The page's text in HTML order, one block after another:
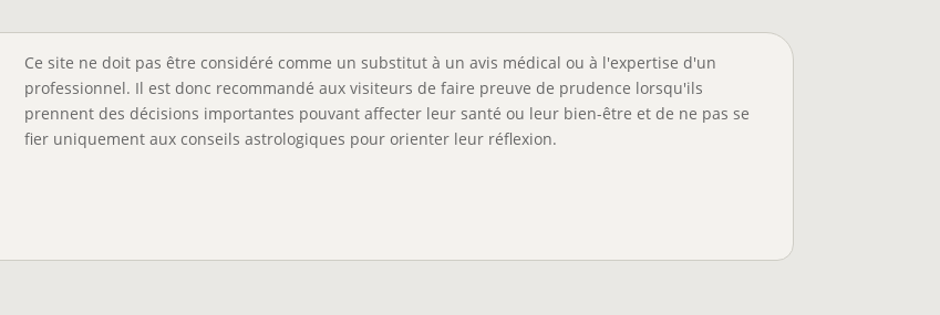
Ce site ne doit pas être considéré comme un substitut à un avis médical ou à l'expertise d'un
professionnel. Il est donc recommandé aux visiteurs de faire preuve de prudence lorsqu'ils
prennent des décisions importantes pouvant affecter leur santé ou leur bien-être et de ne pas se
fier uniquement aux conseils astrologiques pour orienter leur réflexion.